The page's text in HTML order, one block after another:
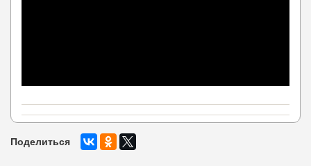
Поделиться